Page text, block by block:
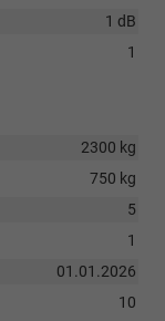
1 dB
1
2300 kg
750 kg
5
1
01.01.2026
10